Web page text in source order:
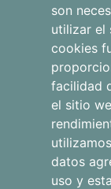
¿Cómo puedo
son
utilizar el
cookies
facilidad
el sitio
datos
uso y